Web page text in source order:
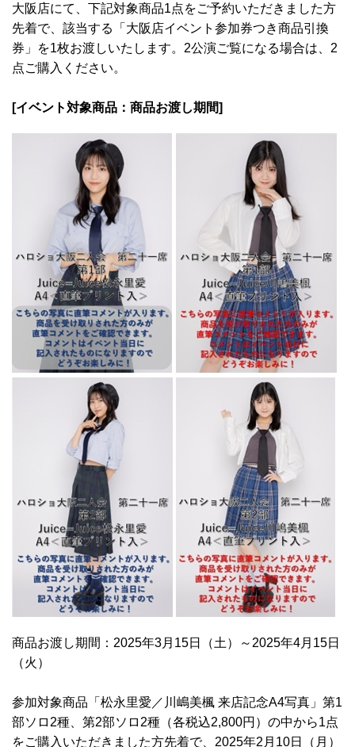
大阪店にて、下記対象商品1点をご予約いただきました方
先着で、該当する「大阪店イベント参加券つき商品引換
券」を1枚お渡しいたします。2公演ご覧になる場合は、2
点ご購入ください。
[イベント対象商品：商品お渡し期間]
商品お渡し期間：2025年3月15日（土）～2025年4月15日
（火）
参加対象商品「松永里愛／川嶋美楓 来店記念A4写真」第1
部ソロ2種、第2部ソロ2種（各税込2,800円）の中から1点
をご購入いただきました方先着で、2025年2月10日（月）